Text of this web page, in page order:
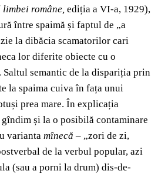
române, ediția a VI-a, 1929),
între spaimă și faptul de „a
la dibăcia scamatorilor cari
lor diferite obiecte cu o
semantic de la dispariția prin
la spaima cuiva în fața unui
prea mare. În explicația
și la o posibilă contaminare
varianta mînecă – „zori de zi,
de la verbul popular, azi
(sau a porni la drum) dis-de-